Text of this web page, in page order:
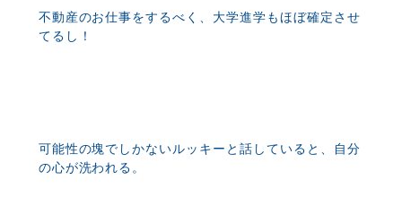
不動産のお仕事をするべく、大学進学もほぼ確定させ
てるし！
可能性の塊でしかないルッキーと話していると、自分
の心が洗われる。